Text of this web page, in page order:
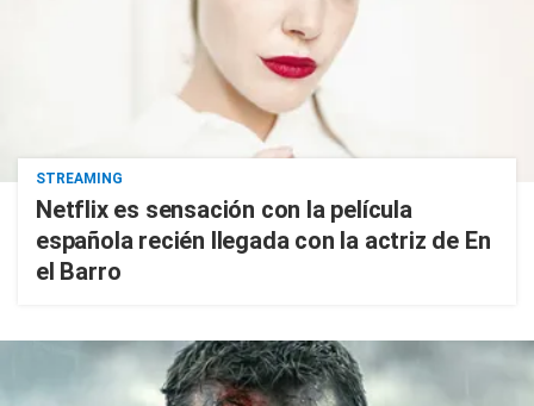
STREAMING
Netflix es sensación con la película
española recién llegada con la actriz de En
el Barro